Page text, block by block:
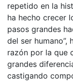
repetido en la
ha hecho crecer
pasos grandes
del ser humano”,
razón por la que
grandes
castigando